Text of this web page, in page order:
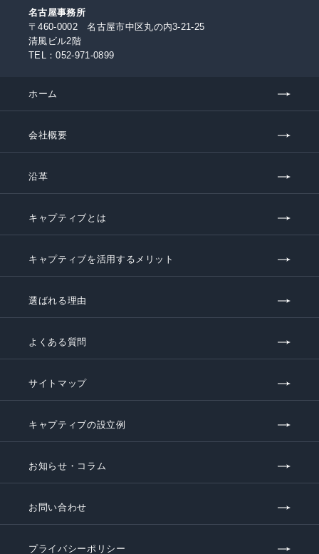
名古屋事務所
〒460-0002 名古屋市中区丸の内3-21-25
清風ビル2階
TEL：052-971-0899
ホーム
会社概要
沿革
キャプティブとは
キャプティブを活用するメリット
選ばれる理由
よくある質問
サイトマップ
キャプティブの設立例
お知らせ・コラム
お問い合わせ
プライバシーポリシー